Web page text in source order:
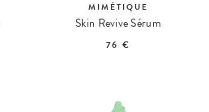
MIMÉTIQUE
Skin Revive Sérum
76 €